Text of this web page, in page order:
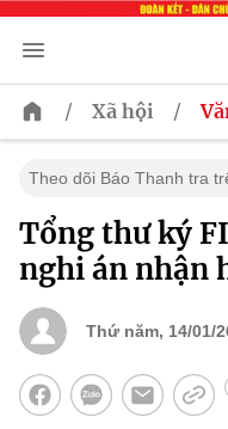
/ Xã hội /
Theo dõi Báo Thanh tra
Tổng thư ký
nghi án nhận
Thứ năm, 14/01/